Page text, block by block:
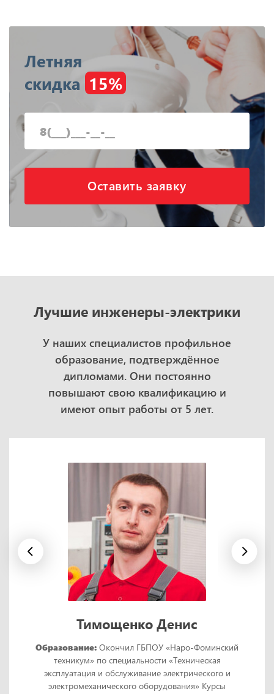
Летняя
скидка 15%
Оставить заявку
Лучшие инженеры-электрики
У наших специалистов профильное
образование, подтверждённое
дипломами. Они постоянно
повышают свою квалификацию и
имеют опыт работы от 5 лет.
Тимощенко Денис
Образование: Окончил ГБПОУ «Наро-Фоминский
техникум» по специальности «Техническая
эксплуатация и обслуживание электрического и
электромеханического оборудования» Курсы